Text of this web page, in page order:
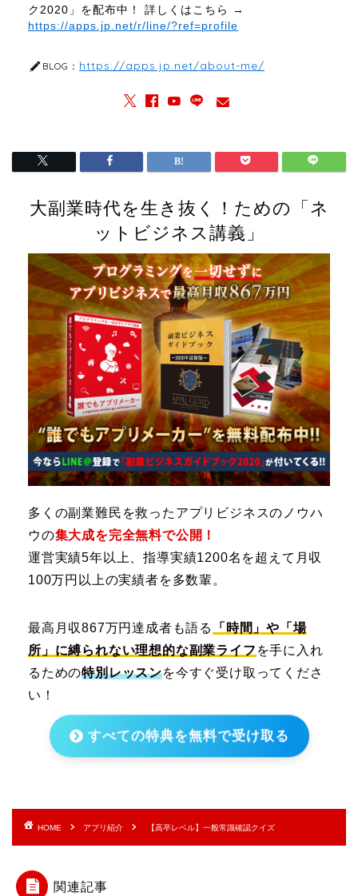
ク2020」を配布中！ 詳しくはこちら →
https://apps.jp.net/r/line/?ref=profile
BLOG： https://apps.jp.net/about-me/
大副業時代を生き抜く！ための「ネ
ットビジネス講義」
多くの副業難民を救ったアプリビジネスのノウハ
ウの集大成を完全無料で公開！
運営実績5年以上、指導実績1200名を超えて月収
100万円以上の実績者を多数輩。
最高月収867万円達成者も語る
「時間」や「場
所」に縛られない理想的な副業ライフ を手に入れ
るための特別レッスンを今すぐ受け取ってくださ
い！
すべての特典を無料で受け取る
HOME アプリ紹介 【高卒レベル】一般常識確認クイズ
関連記事